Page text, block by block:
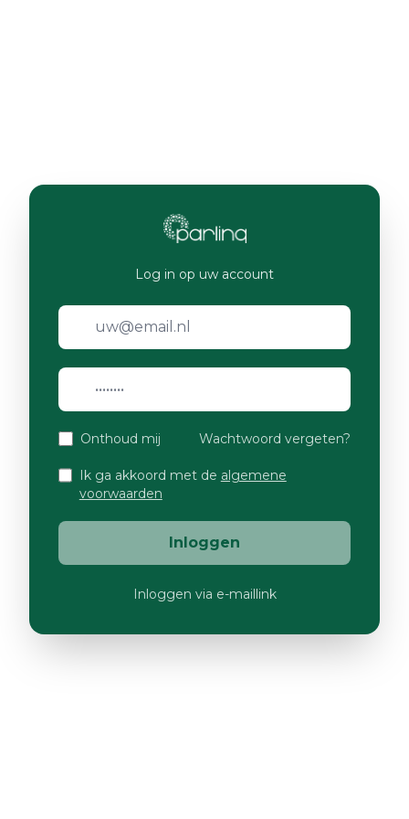
Log in op uw account
Onthoud mij Wachtwoord vergeten?
Ik ga akkoord met de algemene
voorwaarden
Inloggen
Inloggen via e-maillink